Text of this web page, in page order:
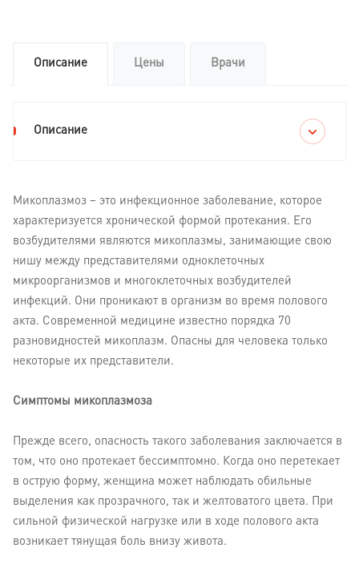
Описание Цены Врачи
Описание
Микоплазмоз – это инфекционное заболевание, которое
характеризуется хронической формой протекания. Его
возбудителями являются микоплазмы, занимающие свою
нишу между представителями одноклеточных
микроорганизмов и многоклеточных возбудителей
инфекций. Они проникают в организм во время полового
акта. Современной медицине известно порядка 70
разновидностей микоплазм. Опасны для человека только
некоторые их представители.
Симптомы микоплазмоза
Прежде всего, опасность такого заболевания заключается в
том, что оно протекает бессимптомно. Когда оно перетекает
в острую форму, женщина может наблюдать обильные
выделения как прозрачного, так и желтоватого цвета. При
сильной физической нагрузке или в ходе полового акта
возникает тянущая боль внизу живота.